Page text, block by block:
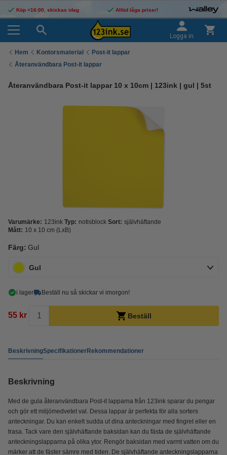
Köp <16:00, skickas idag Alltid låga priser!
Logga in
Hem Kontorsmaterial
Post-it lappar
Återanvändbara Post-it lappar
Återanvändbara Post-it lappar 10 x 10cm | 123ink | gul | 5st
Varumärke: 123ink Typ: notisblock Sort: självhäftande
Mått: 10 x 10 cm (LxB)
Färg: Gul
Gul
i lager Beställ nu så skickar vi imorgon!
55 kr Beställ
BeskrivningSpecifikationerRekommendationer
Beskrivning
Med de gula återanvändbara Post-it lapparna från 123ink sparar du pengar
och gör ett miljömedvetet val. Dessa lappar är perfekta för alla sorters
anteckningar. Du kan enkelt sudda ut dina anteckningar med fingret eller en
trasa. Tack vare den självhäftande baksidan kan du fästa de självhäftande
anteckningslapparna på olika ytor. Rengör baksidan med varmt vatten om du
märker att de fäster sämre med tiden. De självhäftande anteckningslapparna